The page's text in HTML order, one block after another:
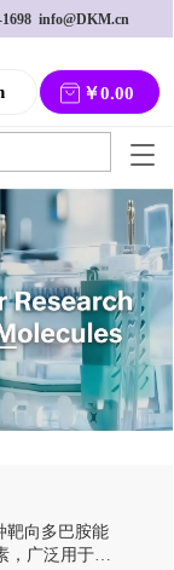
  info@DKM.cn
￥0.00
T
g
l
e
n
a
v
i
g
a
靶向多巴胺能
，广泛用于构